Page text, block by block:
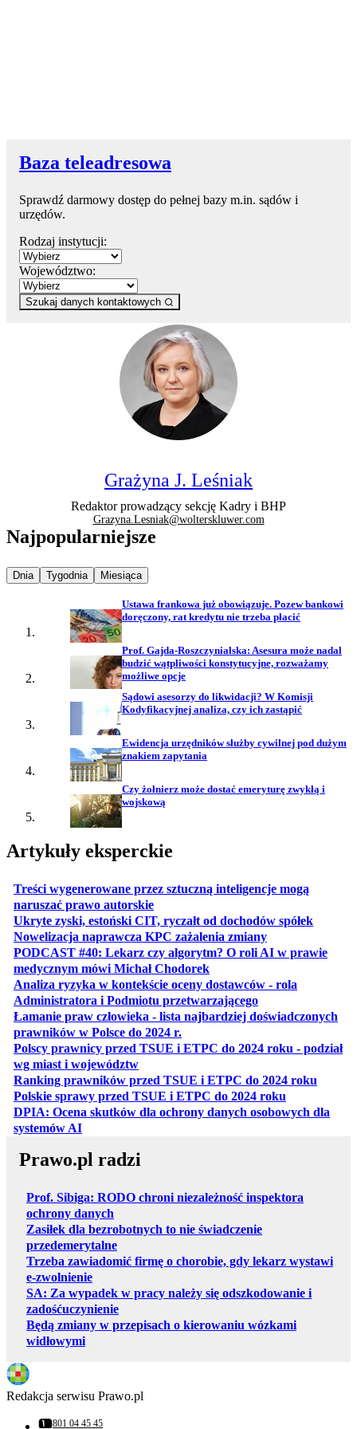
Baza teleadresowa
Sprawdź darmowy dostęp do pełnej bazy m.in. sądów i
urzędów.
Rodzaj instytucji:
Województwo:
Szukaj danych kontaktowych
Grażyna J. Leśniak
Redaktor prowadzący sekcję Kadry i BHP
Grazyna.Lesniak@wolterskluwer.com
Najpopularniejsze
Najpopularniejsze wiadomości z
Dnia Najpopularniejsze wiadomości z
Tygodnia Najpopularniejsze wiadomości z
Miesiąca
Ustawa frankowa już obowiązuje. Pozew bankowi
doręczony, rat kredytu nie trzeba płacić
Prof. Gajda-Roszczynialska: Asesura może nadal
budzić wątpliwości konstytucyjne, rozważamy
możliwe opcje
Sądowi asesorzy do likwidacji? W Komisji
Kodyfikacyjnej analiza, czy ich zastąpić
Ewidencja urzędników służby cywilnej pod dużym
znakiem zapytania
Czy żołnierz może dostać emeryturę zwykłą i
wojskową
Artykuły eksperckie
Treści wygenerowane przez sztuczną inteligencje mogą
naruszać prawo autorskieotwiera się w nowej karcie
Ukryte zyski, estoński CIT, ryczałt od dochodów spółekotwiera
Nowelizacja naprawcza KPC zażalenia zmianyotwiera się w
PODCAST #40: Lekarz czy algorytm? O roli AI w prawie
medycznym mówi Michał Chodorekotwiera się w nowej karcie
Analiza ryzyka w kontekście oceny dostawców - rola
Administratora i Podmiotu przetwarzającegootwiera się w
Łamanie praw człowieka - lista najbardziej doświadczonych
prawników w Polsce do 2024 r.otwiera się w nowej karcie
Polscy prawnicy przed TSUE i ETPC do 2024 roku - podział
wg miast i województwotwiera się w nowej karcie
Ranking prawników przed TSUE i ETPC do 2024 roku
Polskie sprawy przed TSUE i ETPC do 2024 roku
DPIA: Ocena skutków dla ochrony danych osobowych dla
systemów AIotwiera się w nowej karcie
Prawo.pl radzi
Prof. Sibiga: RODO chroni niezależność inspektora
ochrony danych
Zasiłek dla bezrobotnych to nie świadczenie
przedemerytalne
Trzeba zawiadomić firmę o chorobie, gdy lekarz wystawi
e-zwolnienie
SA: Za wypadek w pracy należy się odszkodowanie i
zadośćuczynienie
Będą zmiany w przepisach o kierowaniu wózkami
widłowymi
Redakcja serwisu Prawo.pl
801 04 45 45